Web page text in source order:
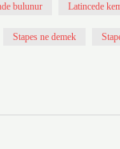
bulunur Latincede
Stapes ne demek